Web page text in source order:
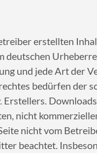
erstellten
deutschen
und jede Art der
bedürfen der
nicht
nicht vom
beachtet.